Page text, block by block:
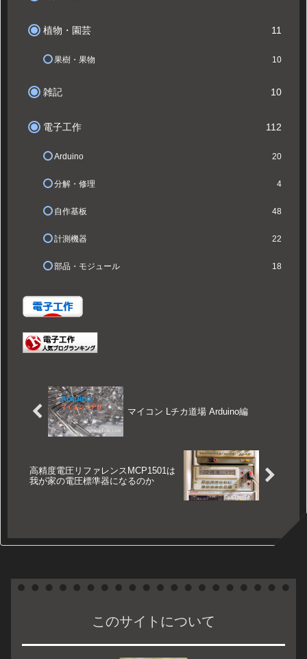
植物・園芸 11
果樹・果物 10
雑記 10
電子工作 112
Arduino 20
分解・修理 4
自作基板 48
計測機器 22
部品・モジュール 18
マイコン Lチカ道場 Arduino編
高精度電圧リファレンスMCP1501は
我が家の電圧標準器になるのか
このサイトについて